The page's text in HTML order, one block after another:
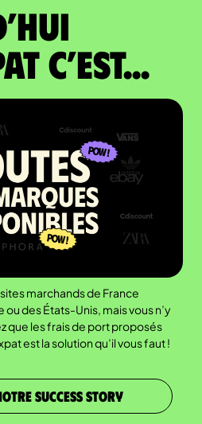
c’est...
marchands de France
des États-Unis, mais vous n’y
que les frais de port proposés
est la solution qu’il vous faut !
SUCCESS STORY